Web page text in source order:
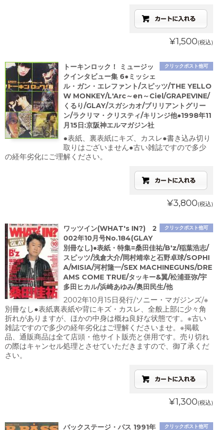
¥1,500(税込)
クリックポスト他可
トーキンロック！ ミュージッ
クインタビュー集 6●ミッシェ
ル・ガン・エレファント/スピッツ/THE YELLO
W MONKEY/L'Arc～en～Ciel/GRAPEVINE/
くるり/GLAY/スガシカオ/ブリリアントグリー
ン/ラクリマ・クリスティ/キリンジ他●1998年11
月15日:京阪神エルマガジン社
●表紙、裏表紙にキズ、カスレ●書き込み切り
取りはございません●古い雑誌ですので多少
の経年劣化にご理解ください。
¥3,800(税込)
クリックポスト他可
ワッツイン(WHAT's IN?) 2
002年10月号No.184(GLAY
別冊なし)●表紙・特集=桑田佳祐/B'z/稲葉浩志/
スピッツ/浅倉大介/岡村靖幸と石野卓球/SOPHI
A/MISIA/河村隆一/SEX MACHINEGUNS/DRE
AMS COME TRUE/タッキー&翼/松浦亜弥/宇
多田ヒカル/浜崎あゆみ/奥田民生/他
2002年10月15日発行/ソニー・マガジンズ/※
別冊なし●表紙裏表紙や背にキズ・カスレ、全般上部に少々角
折れがありますが、ほかの中身は概ね良好な状態です。※古い
雑誌ですので多少の経年劣化はご理解くださいませ。※掲載
品、通販商品は全て店頭・他サイト販売と併用です。売り切れ
の際はキャンセル処理とさせていただきますので、御了承くだ
さい。
¥1,300(税込)
クリックポスト他可
バックステージ・パス 1991年